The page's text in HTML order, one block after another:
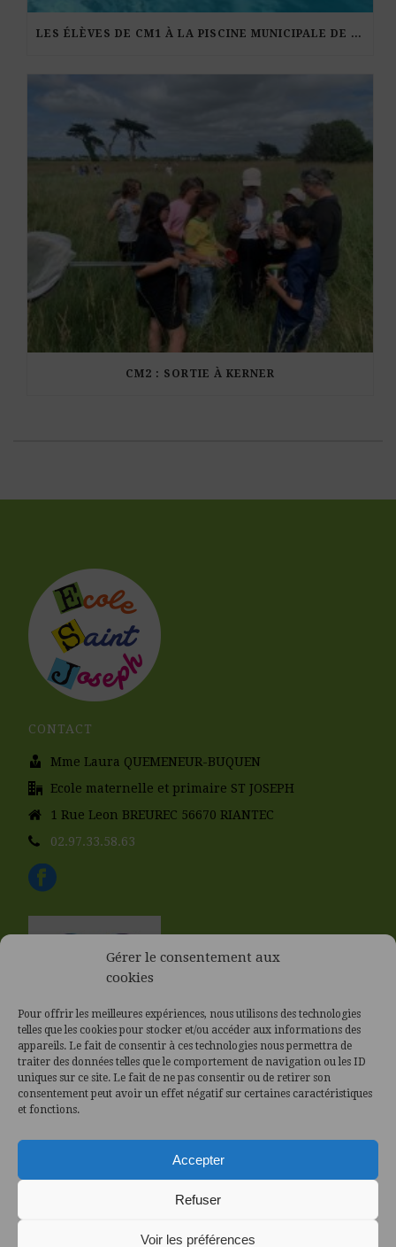
Gérer le consentement aux
cookies
Pour offrir les meilleures expériences, nous utilisons des technologies
telles que les cookies pour stocker et/ou accéder aux informations des
appareils. Le fait de consentir à ces technologies nous permettra de
traiter des données telles que le comportement de navigation ou les ID
uniques sur ce site. Le fait de ne pas consentir ou de retirer son
consentement peut avoir un effet négatif sur certaines caractéristiques
et fonctions.
Accepter
Refuser
Voir les préférences
LES ÉLÈVES DE CM1 À LA PISCINE MUNICIPALE DE KERDURAND
CM2 : SORTIE À KERNER
CONTACT
Mme Laura QUEMENEUR-BUQUEN
Ecole maternelle et primaire ST JOSEPH
1 Rue Leon BREUREC 56670 RIANTEC
02.97.33.58.63
Politique des Cookies (UE) |Politique de confidentialité